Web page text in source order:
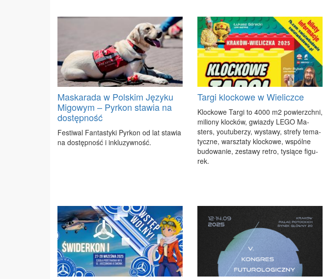
Maskarada w Polskim Języku
Migowym – Pyrkon stawia na
dostępność
Fe­sti­wal Fan­ta­sty­ki Pyr­kon od lat sta­wia
na do­stęp­ność i in­klu­zyw­ność.
Targi klockowe w Wieliczce
Kloc­ko­we Tar­gi to 4000 m2 po­wierzch­ni,
mi­lio­ny kloc­ków, gwiaz­dy LE­GO Ma­
sters, youtu­be­rzy, wy­sta­wy, stre­fy te­ma­
tycz­ne, warsz­ta­ty kloc­ko­we, wspól­ne
bu­do­wa­nie, ze­sta­wy re­tro, ty­sią­ce fi­gu­
rek.